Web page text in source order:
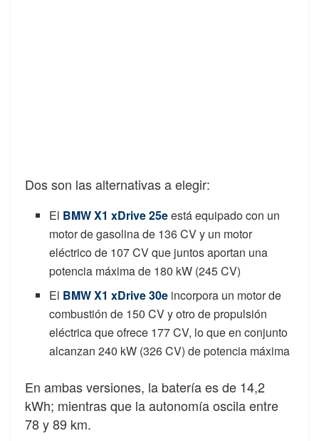
Dos son las alternativas a elegir:
El BMW X1 xDrive 25eestá equipado con un
motor de gasolina de 136 CV y un motor
eléctrico de 107 CV que juntos aportan una
potencia máxima de 180 kW (245 CV)
El BMW X1 xDrive 30e incorpora un motor de
combustión de 150 CV y otro de propulsión
eléctrica que ofrece 177 CV, lo que en conjunto
alcanzan 240 kW (326 CV) de potencia máxima
En ambas versiones, la batería es de 14,2
kWh; mientras que la autonomía oscila entre
78 y 89 km.